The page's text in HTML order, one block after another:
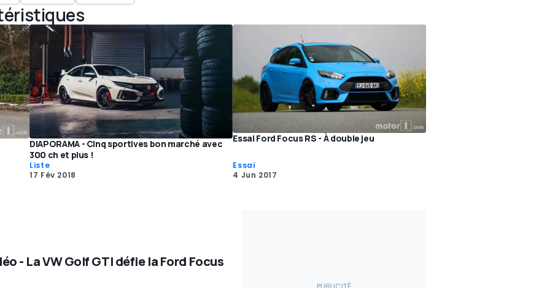
DIAPORAMA - Cinq sportives bon marché avec
300 ch et plus !
Liste
17 Fév 2018
Essai Ford Focus RS - À double jeu
Essai
4 Jun 2017
- La VW Golf GTI défie la Ford Focus